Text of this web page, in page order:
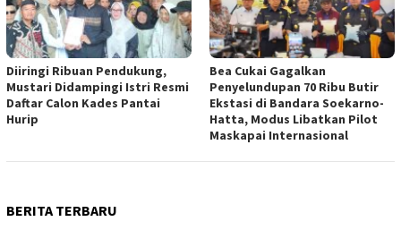
Diiringi Ribuan Pendukung,
Mustari Didampingi Istri Resmi
Daftar Calon Kades Pantai
Hurip
Bea Cukai Gagalkan
Penyelundupan 70 Ribu Butir
Ekstasi di Bandara Soekarno-
Hatta, Modus Libatkan Pilot
Maskapai Internasional
BERITA TERBARU